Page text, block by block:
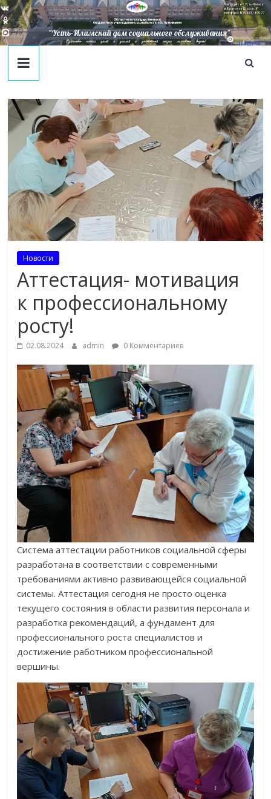
Областное государственное
бюджетное учреждение социального обслуживания
juecj
@mail
"Усть-Илимский дом социального обслуживания"
Наш адрес в г. Усть-Илимск:
ул. Братское Шоссе, 41
тел/факс: 8(395-35) 4-09-77
Единство наших целей и усилий к достойной жизни личности ведет!
Новости
Аттестация- мотивация
к профессиональному
росту!
02.08.2024 admin 0 Комментариев
Система аттестации работников социальной сферы
разработана в соответствии с современными
требованиями активно развивающейся социальной
системы. Аттестация сегодня не просто оценка
текущего состояния в области развития персонала и
разработка рекомендаций, а фундамент для
профессионального роста специалистов и
достижение работником профессиональной
вершины.